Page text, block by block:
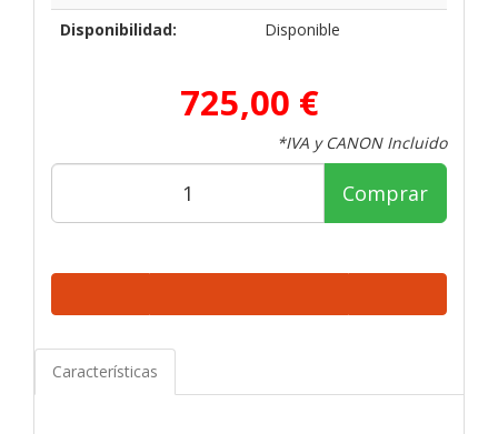
Disponibilidad:
Disponible
725,00 €
*IVA y CANON Incluido
Comprar
Características